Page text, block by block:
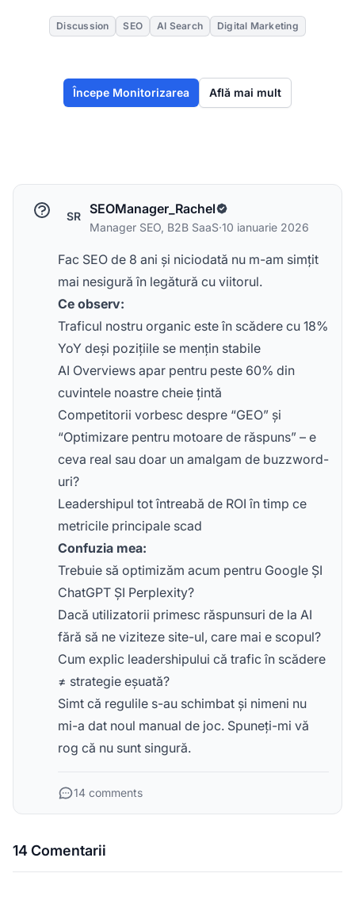
Discussion SEO AI Search Digital Marketing
Începe Monitorizarea Află mai mult
SR SEOManager_Rachel
Manager SEO, B2B SaaS·10 ianuarie 2026
Fac SEO de 8 ani și niciodată nu m-am simțit
mai nesigură în legătură cu viitorul.
Ce observ:
Traficul nostru organic este în scădere cu 18%
YoY deși pozițiile se mențin stabile
AI Overviews apar pentru peste 60% din
cuvintele noastre cheie țintă
Competitorii vorbesc despre “GEO” și
“Optimizare pentru motoare de răspuns” – e
ceva real sau doar un amalgam de buzzword-
uri?
Leadershipul tot întreabă de ROI în timp ce
metricile principale scad
Confuzia mea:
Trebuie să optimizăm acum pentru Google ȘI
ChatGPT ȘI Perplexity?
Dacă utilizatorii primesc răspunsuri de la AI
fără să ne viziteze site-ul, care mai e scopul?
Cum explic leadershipului că trafic în scădere
≠ strategie eșuată?
Simt că regulile s-au schimbat și nimeni nu
mi-a dat noul manual de joc. Spuneți-mi vă
rog că nu sunt singură.
14 comments
14 Comentarii